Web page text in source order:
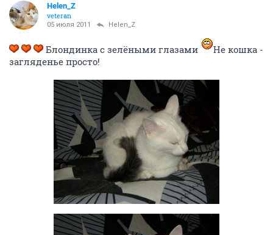
Helen_Z
veteran
05 июля 2011 Helen_Z
Блондинка с зелёными глазами
Не кошка -
загляденье просто!